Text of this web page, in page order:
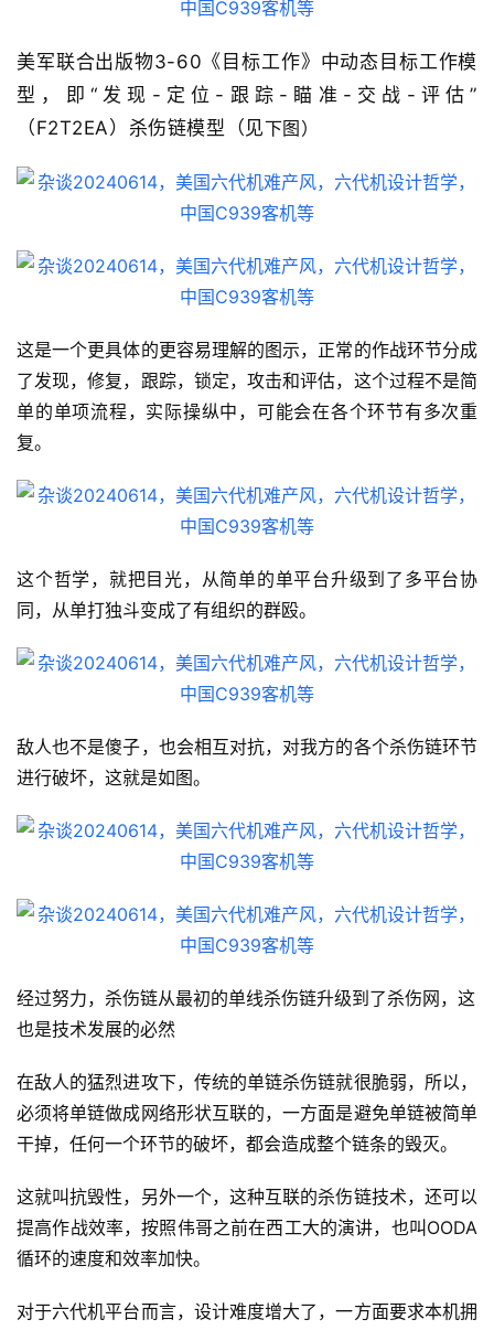
美军联合出版物3-60《目标工作》中动态目标工作模
型，即“发现-定位-跟踪-瞄准-交战-评估”
（F2T2EA）杀伤链模型（见下图）
这是一个更具体的更容易理解的图示，正常的作战环节分成
了发现，修复，跟踪，锁定，攻击和评估，这个过程不是简
单的单项流程，实际操纵中，可能会在各个环节有多次重
复。
这个哲学，就把目光，从简单的单平台升级到了多平台协
同，从单打独斗变成了有组织的群殴。
敌人也不是傻子，也会相互对抗，对我方的各个杀伤链环节
进行破坏，这就是如图。
经过努力，杀伤链从最初的单线杀伤链升级到了杀伤网，这
也是技术发展的必然
在敌人的猛烈进攻下，传统的单链杀伤链就很脆弱，所以，
必须将单链做成网络形状互联的，一方面是避免单链被简单
干掉，任何一个环节的破坏，都会造成整个链条的毁灭。
这就叫抗毁性，另外一个，这种互联的杀伤链技术，还可以
提高作战效率，按照伟哥之前在西工大的演讲，也叫OODA
循环的速度和效率加快。
对于六代机平台而言，设计难度增大了，一方面要求本机拥